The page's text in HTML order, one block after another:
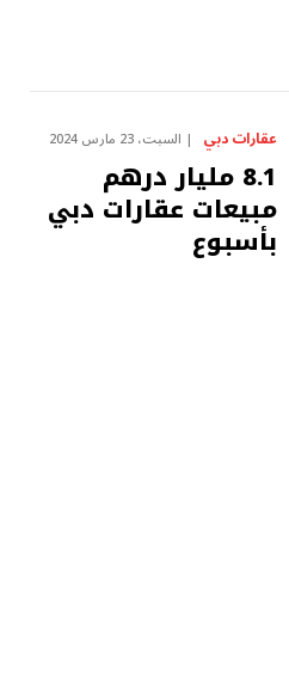
عقارات دبي السبت، 23 مارس 2024
8.1 مليار درهم
مبيعات عقارات دبي
بأسبوع